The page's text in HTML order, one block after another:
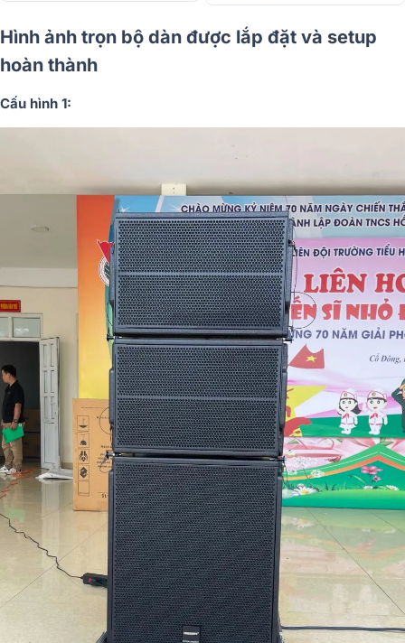
Hình ảnh trọn bộ dàn được lắp đặt và setup
hoàn thành
Cấu hình 1: